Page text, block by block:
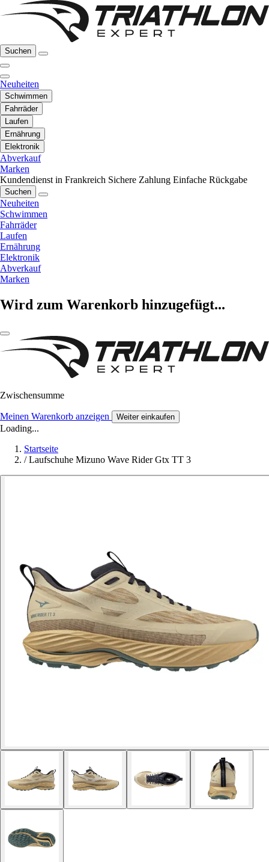
Suchen
Neuheiten
Schwimmen
Fahrräder
Laufen
Ernährung
Elektronik
Abverkauf
Marken
Kundendienst in Frankreich Sichere Zahlung Einfache Rückgabe
Suchen
Neuheiten
Schwimmen
Fahrräder
Laufen
Ernährung
Elektronik
Abverkauf
Marken
Wird zum Warenkorb hinzugefügt...
Zwischensumme
Meinen Warenkorb anzeigen Weiter einkaufen
Loading...
Startseite
/ Laufschuhe Mizuno Wave Rider Gtx TT 3